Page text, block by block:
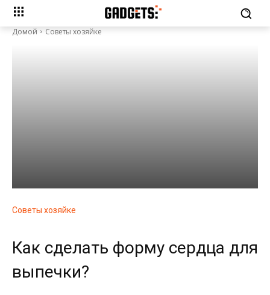
Домой Советы хозяйке
Советы хозяйке
Как сделать форму сердца для
выпечки?